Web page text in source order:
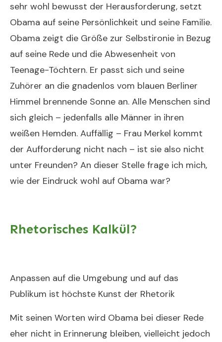
sehr wohl bewusst der Herausforderung, setzt
Obama auf seine Persönlichkeit und seine Familie.
Obama zeigt die Größe zur Selbstironie in Bezug
auf seine Rede und die Abwesenheit von
Teenage-Töchtern. Er passt sich und seine
Zuhörer an die gnadenlos vom blauen Berliner
Himmel brennende Sonne an. Alle Menschen sind
sich gleich – jedenfalls alle Männer in ihren
weißen Hemden. Auffällig – Frau Merkel kommt
der Aufforderung nicht nach – ist sie also nicht
unter Freunden? An dieser Stelle frage ich mich,
wie der Eindruck wohl auf Obama war?
Rhetorisches Kalkül?
Anpassen auf die Umgebung und auf das
Publikum ist höchste Kunst der Rhetorik
Mit seinen Worten wird Obama bei dieser Rede
eher nicht in Erinnerung bleiben, vielleicht jedoch